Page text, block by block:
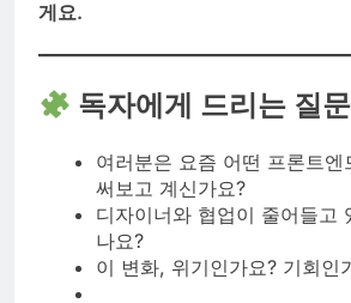
게요.
독자에게 드리는 질문
여러분은 요즘 어떤 프론트엔
써보고 계신가요?
디자이너와 협업이 줄어들고
나요?
이 변화, 위기인가요? 기회인